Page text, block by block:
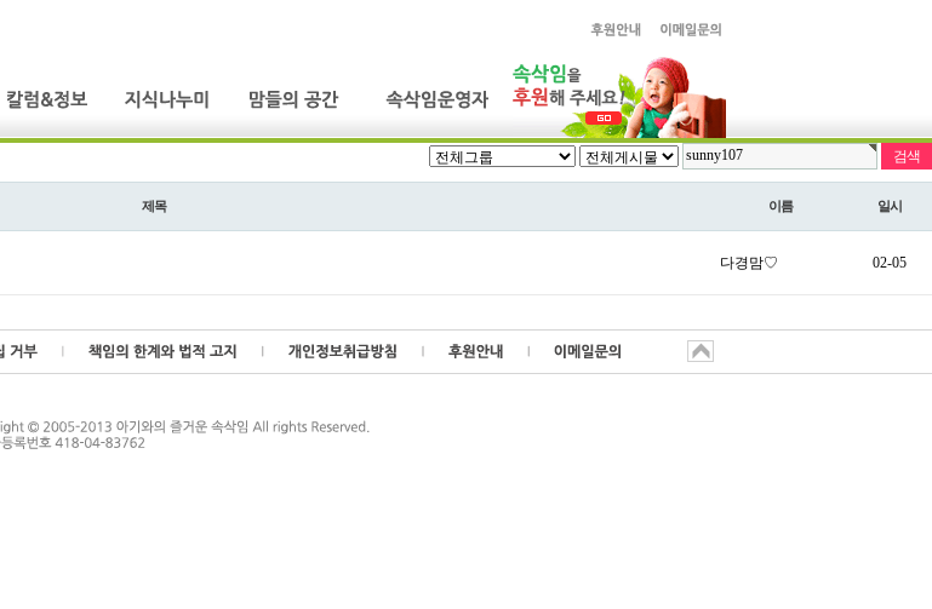
제목 이름 일시
다경맘♡ 02-05